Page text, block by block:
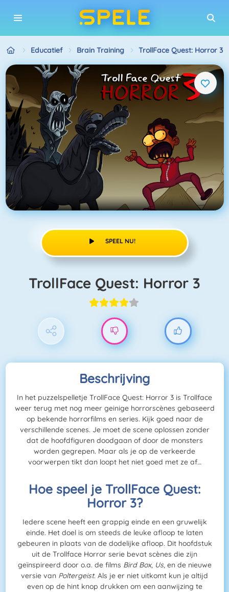
Educatief Brain Training TrollFace Quest: Horror 3
SPEEL NU!
TrollFace Quest: Horror 3
Beschrijving
In het puzzelspelletje TrollFace Quest: Horror 3 is Trollface
weer terug met nog meer geinige horrorscènes gebaseerd
op bekende horrorfilms en series. Kijk goed naar de
verschillende scenes. Je moet de scene oplossen zonder
dat de hoofdfiguren doodgaan of door de monsters
worden gegrepen. Maar als je op de verkeerde
voorwerpen tikt dan loopt het niet goed met ze af…
Hoe speel je TrollFace Quest:
Horror 3?
Iedere scene heeft een grappig einde en een gruwelijk
einde. Het doel is om steeds de leuke afloop te laten
gebeuren in plaats van de dodelijke afloop. Dit hoofdstuk
uit de Trollface Horror serie bevat scènes die zijn
geïnspireerd door o.a. de films Bird Box, Us, en de nieuwe
versie van Poltergeist. Als je er niet uitkomt kun je altijd
even op de hint knop drukken om een aanwijzing te